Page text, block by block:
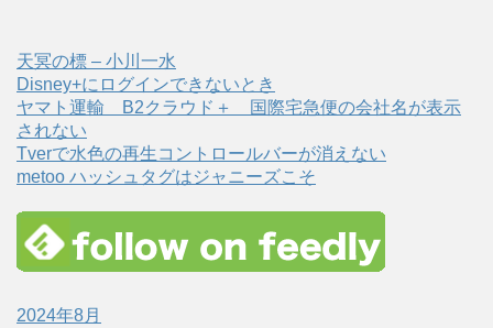
天冥の標 – 小川一水
Disney+にログインできないとき
ヤマト運輸 B2クラウド＋ 国際宅急便の会社名が表示
されない
Tverで水色の再生コントロールバーが消えない
metoo ハッシュタグはジャニーズこそ
2024年8月